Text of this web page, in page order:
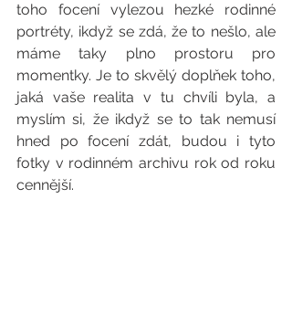
toho focení vylezou hezké rodinné
portréty, ikdyž se zdá, že to nešlo, ale
máme taky plno prostoru pro
momentky. Je to skvělý doplňek toho,
jaká vaše realita v tu chvíli byla, a
myslím si, že ikdyž se to tak nemusí
hned po focení zdát, budou i tyto
fotky v rodinném archivu rok od roku
cennější.